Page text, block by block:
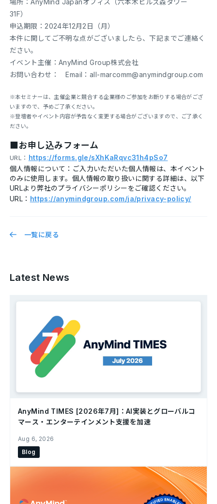
31F）
申込期限：2024年12月2日（月）
本件に関してご不明な点がございましたら、下記までご連絡く
ださい。
イベント主催：AnyMind Group株式会社
お問い合わせ： Email：all-marcomm@anymindgroup.com
※本セミナーは、主催企業と競合する企業様のご参加をお断りする場合がござ
いますので、予めご了承ください。
※登壇者やイベント内容が予告なく変更する場合がございますので、ご了承く
ださい。
■お申し込みフォーム
URL： https://forms.gle/sXhKaRqvc31h4pSo7
個人情報について：ご入力いただいた個人情報は、本イベント
のみに使用します。個人情報の取り扱いに関する詳細は、以下
URLより弊社のプライバシーポリシーをご確認ください。
URL： https://anymindgroup.com/ja/privacy-policy/
一覧に戻る
Latest News
AnyMind TIMES [2026年7月]：AI実装とグローバルコ
マース・エンターテインメント支援を加速
Aug 6, 2026
Blog